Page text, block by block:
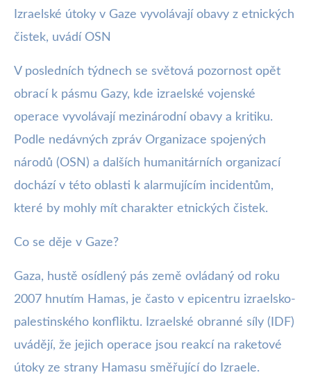
webya.cz
OSN: Izraelské útoky v Gaze
mohou být etnické čistky
19. 2. 2026 · 4 min čtení · Autor: Kristián Valenta
Izraelské útoky v Gaze vyvolávají obavy z etnických
čistek, uvádí OSN
V posledních týdnech se světová pozornost opět
obrací k pásmu Gazy, kde izraelské vojenské
operace vyvolávají mezinárodní obavy a kritiku.
Podle nedávných zpráv Organizace spojených
národů (OSN) a dalších humanitárních organizací
dochází v této oblasti k alarmujícím incidentům,
které by mohly mít charakter etnických čistek.
Co se děje v Gaze?
Gaza, hustě osídlený pás země ovládaný od roku
2007 hnutím Hamas, je často v epicentru izraelsko-
palestinského konfliktu. Izraelské obranné síly (IDF)
uvádějí, že jejich operace jsou reakcí na raketové
útoky ze strany Hamasu směřující do Izraele.